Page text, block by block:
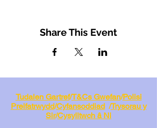
Share This Event
Tudalen Gartref/T&Cs Gwefan/Polisi
Preifatrwydd/Cyfansoddiad/Trysorau y
Sir/Cysylltwch â Ni